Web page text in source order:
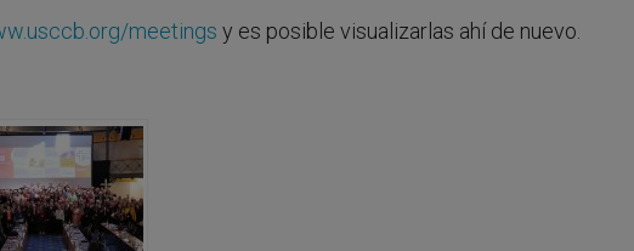
meetings y es posible visualizarlas ahí de nuevo.